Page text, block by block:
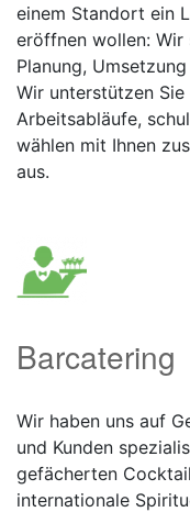
einem Standort ein
eröffnen wollen: Wir
Planung,
Wir unterstützen
Arbeitsabläufe,
wählen mit Ihnen
aus.
Barcatering
Wir haben uns auf
und Kunden
gefächerten
internationale